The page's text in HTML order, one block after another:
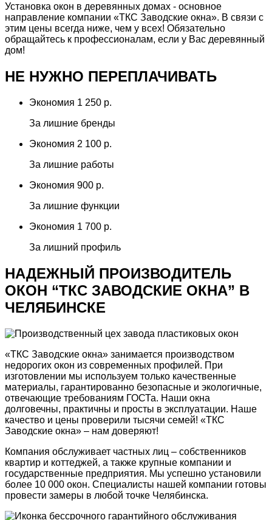
Установка окон в деревянных домах - основное
направление компании «ТКС Заводские окна». В связи с
этим цены всегда ниже, чем у всех! Обязательно
обращайтесь к профессионалам, если у Вас деревянный
дом!
НЕ НУЖНО ПЕРЕПЛАЧИВАТЬ
Экономия 1 250 р.
За лишние бренды
Экономия 2 100 р.
За лишние работы
Экономия 900 р.
За лишние функции
Экономия 1 700 р.
За лишний профиль
НАДЕЖНЫЙ ПРОИЗВОДИТЕЛЬ
ОКОН “ТКС ЗАВОДСКИЕ ОКНА” В
ЧЕЛЯБИНСКЕ
«ТКС Заводские окна» занимается производством
недорогих окон из современных профилей. При
изготовлении мы используем только качественные
материалы, гарантированно безопасные и экологичные,
отвечающие требованиям ГОСТа. Наши окна
долговечны, практичны и просты в эксплуатации. Наше
качество и цены проверили тысячи семей! «ТКС
Заводские окна» – нам доверяют!
Компания обслуживает частных лиц – собственников
квартир и коттеджей, а также крупные компании и
государственные предприятия. Мы успешно установили
более 10 000 окон. Специалисты нашей компании готовы
провести замеры в любой точке Челябинска.